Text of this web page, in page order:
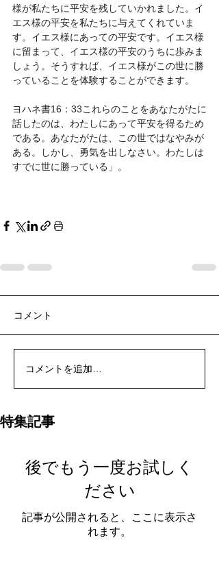
様が私たちに平安を残していかれました。イ
エス様の平安を私たちに与えてくれていま
す。イエス様にあっての平安です。イエス様
に留まって、イエス様の平安のうちに歩みま
しょう。そうすれば、イエス様がこの世に勝
っていることを体験することができます。
ヨハネ書16：33これらのことをあなたがたに
話したのは、わたしにあって平安を得るため
である。あなたがたは、この世ではなやみが
ある。しかし、勇気を出しなさい。わたしは
すでに世に勝っている」。
コメント
コメントを追加…
特集記事
後でもう一度お試しく
ださい
記事が公開されると、ここに表示さ
れます。